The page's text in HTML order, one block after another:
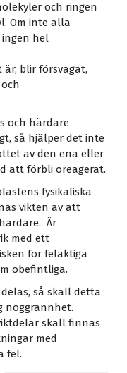
och ringen
Om inte alla
hel
är, blir försvagat,
och härdare
så hjälper det inte
av den ena eller
att förbli oreagerat.
fysikaliska
vikten av att
Är
med ett
för felaktiga
obefintliga.
så skall detta
noggrannhet.
skall finnas
med
fel.